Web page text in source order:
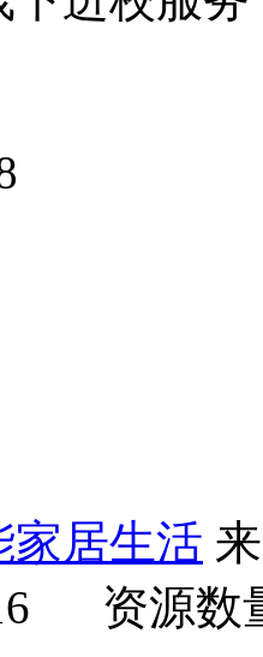
家居生活
资源数